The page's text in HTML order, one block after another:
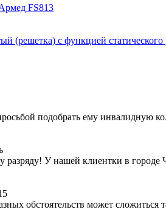
FS813
подобрать ему инвалидную
разряду! У нашей клиентки в
обстоятельств может сложиться